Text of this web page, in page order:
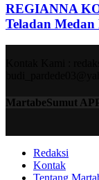
REGIANNA
Teladan
MartabeSumut
Redaksi
Kontak